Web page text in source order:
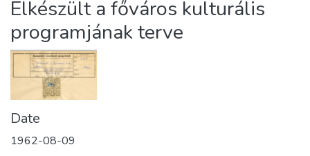
Elkészült a főváros kulturális
programjának terve
Date
1962-08-09